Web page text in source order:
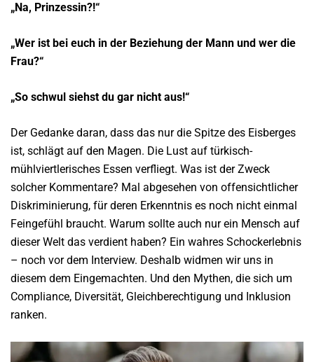
„Na, Prinzessin?!“
„Wer ist bei euch in der Beziehung der Mann und wer die
Frau?“
„So schwul siehst du gar nicht aus!“
Der Gedanke daran, dass das nur die Spitze des Eisberges
ist, schlägt auf den Magen. Die Lust auf türkisch-
mühlviertlerisches Essen verfliegt. Was ist der Zweck
solcher Kommentare? Mal abgesehen von offensichtlicher
Diskriminierung, für deren Erkenntnis es noch nicht einmal
Feingefühl braucht. Warum sollte auch nur ein Mensch auf
dieser Welt das verdient haben? Ein wahres Schockerlebnis
– noch vor dem Interview. Deshalb widmen wir uns in
diesem dem Eingemachten. Und den Mythen, die sich um
Compliance, Diversität, Gleichberechtigung und Inklusion
ranken.